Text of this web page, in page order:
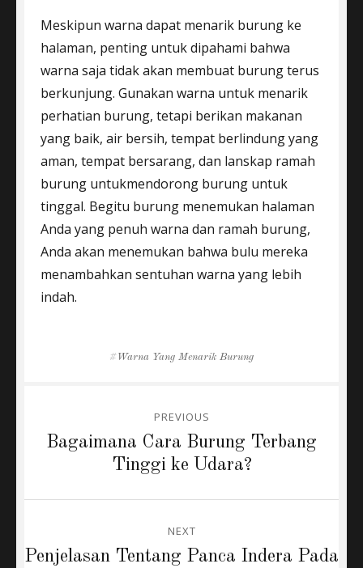
Meskipun warna dapat menarik burung ke
halaman, penting untuk dipahami bahwa
warna saja tidak akan membuat burung terus
berkunjung. Gunakan warna untuk menarik
perhatian burung, tetapi berikan makanan
yang baik, air bersih, tempat berlindung yang
aman, tempat bersarang, dan lanskap ramah
burung untukmendorong burung untuk
tinggal. Begitu burung menemukan halaman
Anda yang penuh warna dan ramah burung,
Anda akan menemukan bahwa bulu mereka
menambahkan sentuhan warna yang lebih
indah.
TagsWarna Yang Menarik Burung
navigation
PREVIOUS
Previous
Bagaimana Cara Burung Terbang
Tinggi ke Udara?
NEXT
Next
Penjelasan Tentang Panca Indera Pada